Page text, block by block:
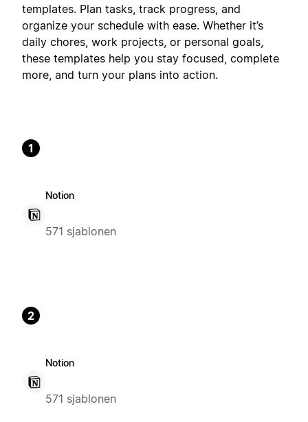
templates. Plan tasks, track progress, and
organize your schedule with ease. Whether it’s
daily chores, work projects, or personal goals,
these templates help you stay focused, complete
more, and turn your plans into action.
1
Notion
571 sjablonen
2
Notion
571 sjablonen